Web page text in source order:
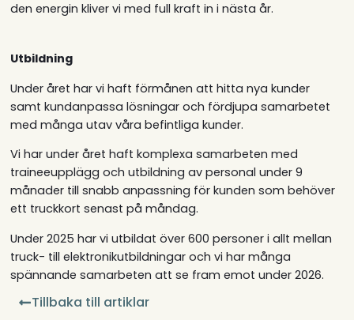
den energin kliver vi med full kraft in i nästa år.
Utbildning
Under året har vi haft förmånen att hitta nya kunder
samt kundanpassa lösningar och fördjupa samarbetet
med många utav våra befintliga kunder.
Vi har under året haft komplexa samarbeten med
traineeupplägg och utbildning av personal under 9
månader till snabb anpassning för kunden som behöver
ett truckkort senast på måndag.
Under 2025 har vi utbildat över 600 personer i allt mellan
truck- till elektronikutbildningar och vi har många
spännande samarbeten att se fram emot under 2026.
Tillbaka till artiklar